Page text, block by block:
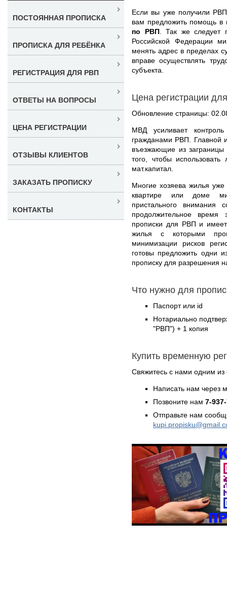
Если вы уже получили
вам предложить помощь в
по РВП. Так же следует
Российской Федерации
менять адрес в пределах
вправе осуществлять
субъекта.
Цена регистрации
Обновление страницы:
МВД усиливает
гражданами РВП. Главной
въезжающие из заграницы
того, чтобы
мат.капитал.
Многие хозяева жилья
квартире или доме
пристального
продолжительное время
прописки для РВП и
жилья с которыми
минимизации рисков
готовы предложить одни
прописку для разрешения
Что нужно для
Паспорт или id
Нотариально
"РВП") + 1 копия
Купить временную
Свяжитесь с нами одним
Написать нам через
Позвоните нам 7-
Отправьте нам
ПОСТОЯННАЯ ПРОПИСКА
ПРОПИСКА ДЛЯ РЕБЁНКА
РЕГИСТРАЦИЯ ДЛЯ РВП
ОТВЕТЫ НА ВОПРОСЫ
ЦЕНА РЕГИСТРАЦИИ
ОТЗЫВЫ КЛИЕНТОВ
ЗАКАЗАТЬ ПРОПИСКУ
КОНТАКТЫ